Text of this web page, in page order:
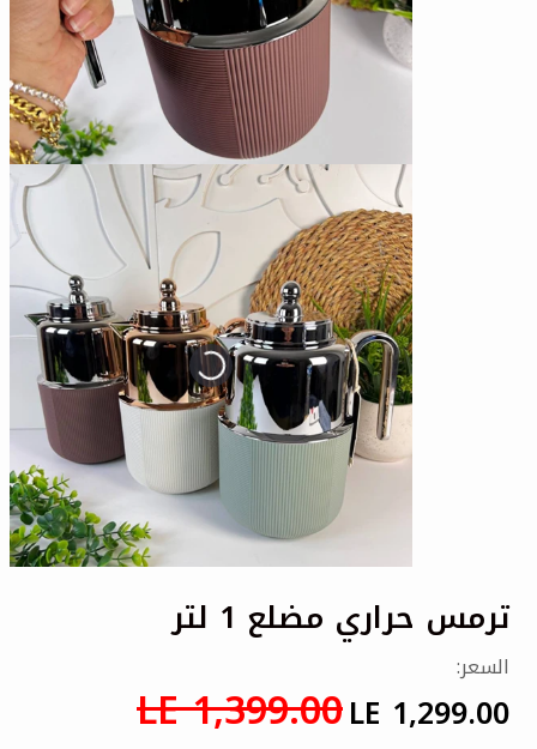
ترمس حراري مضلع 1 لتر
السعر:
LE 1,299.00
LE 1,399.00